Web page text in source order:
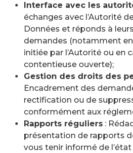
Interface avec les
échanges avec l’Autorité
Données et réponds à
demandes (notamment en
initiée par l’Autorité ou en
contentieuse ouverte);
Gestion des droits des
Encadrement des
rectification ou de
conformément aux
Rapports réguliers :
présentation de rapports
vous tenir informé de